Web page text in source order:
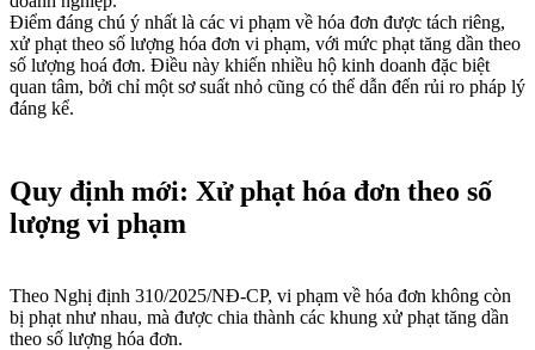
Điểm đáng chú ý nhất là các vi phạm về hóa đơn được tách riêng,
xử phạt theo số lượng hóa đơn vi phạm, với mức phạt tăng dần theo
số lượng hoá đơn. Điều này khiến nhiều hộ kinh doanh đặc biệt
quan tâm, bởi chỉ một sơ suất nhỏ cũng có thể dẫn đến rủi ro pháp lý
đáng kể.
Quy định mới: Xử phạt hóa đơn theo số
lượng vi phạm
Theo Nghị định 310/2025/NĐ-CP, vi phạm về hóa đơn không còn
bị phạt như nhau, mà được chia thành các khung xử phạt tăng dần
theo số lượng hóa đơn.